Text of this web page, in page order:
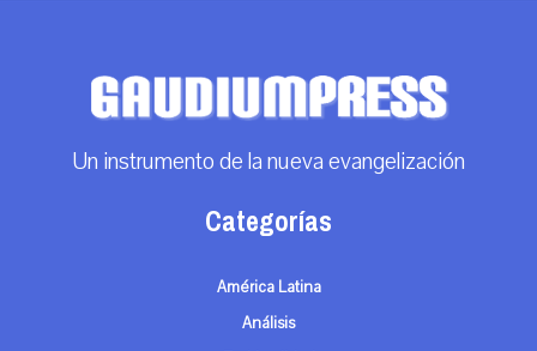
Un instrumento de la nueva evangelización
Categorías
América Latina
Análisis